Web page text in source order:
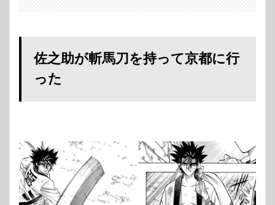
佐之助が斬馬刀を持って京都に行
った